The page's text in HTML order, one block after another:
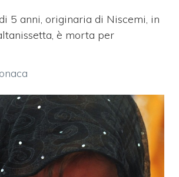
5 anni, originaria di Niscemi, in
è morta per